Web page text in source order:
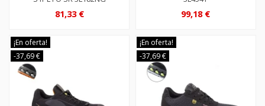
81,33 € 99,18 €
¡En oferta!
-37,69 €
¡En oferta!
-37,69 €